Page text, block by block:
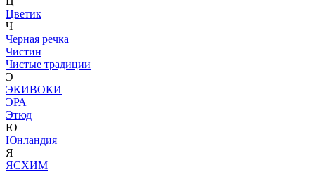
Цветик
Ч
Черная речка
Чистин
Чистые традиции
Э
ЭКИВОКИ
ЭРА
Этюд
Ю
Юнландия
Я
ЯСХИМ